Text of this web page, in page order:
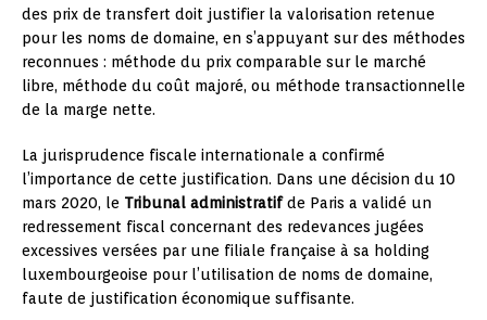
des prix de transfert doit justifier la valorisation retenue
pour les noms de domaine, en s’appuyant sur des méthodes
reconnues : méthode du prix comparable sur le marché
libre, méthode du coût majoré, ou méthode transactionnelle
de la marge nette.
La jurisprudence fiscale internationale a confirmé
l’importance de cette justification. Dans une décision du 10
mars 2020, le Tribunal administratifde Paris a validé un
redressement fiscal concernant des redevances jugées
excessives versées par une filiale française à sa holding
luxembourgeoise pour l’utilisation de noms de domaine,
faute de justification économique suffisante.